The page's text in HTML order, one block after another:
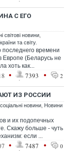
С ЕГО
світові новини
та світу.
времени
Европе (Беларусь не
хоть как...
• 7393 • 2
ИЗ РОССИИ
новини Новини
и их подопечных
Скажу больше - чуть
если ...
• 7487 • 0